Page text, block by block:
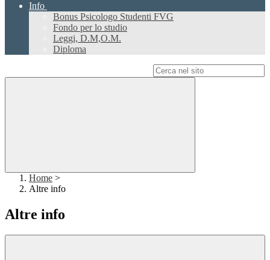
Info
Bonus Psicologo Studenti FVG
Fondo per lo studio
Leggi, D.M,O.M.
Diploma
Home >
Altre info
Altre info